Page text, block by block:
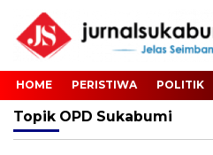
HOME PERISTIWA POLITIK
Topik OPD Sukabumi